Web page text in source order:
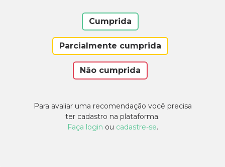
Cumprida
Parcialmente cumprida
Não cumprida
Para avaliar uma recomendação você precisa
ter cadastro na plataforma.
Faça login ou cadastre-se.